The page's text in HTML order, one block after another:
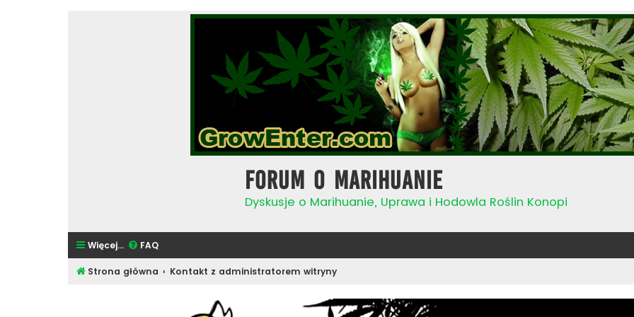
Forum o Marihuanie
Dyskusje o Marihuanie, Uprawa i Hodowla Roślin Konopi
Więcej… FAQ
Strona główna Kontakt z administratorem witryny